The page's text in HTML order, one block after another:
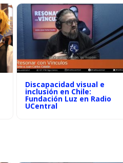
Discapacidad visual e
inclusión en Chile:
Fundación Luz en Radio
UCentral